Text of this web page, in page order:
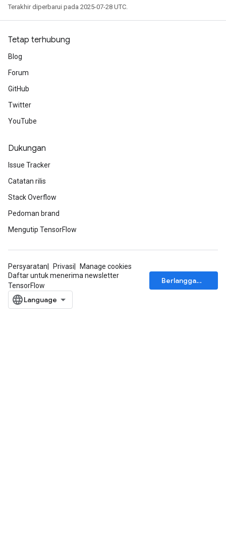
Terakhir diperbarui pada 2025-07-28 UTC.
Tetap terhubung
Blog
Forum
GitHub
Twitter
YouTube
Dukungan
Issue Tracker
Catatan rilis
Stack Overflow
Pedoman brand
Mengutip TensorFlow
Persyaratan Privasi
Manage cookies
Daftar untuk menerima newsletter
TensorFlow
Berlangganan